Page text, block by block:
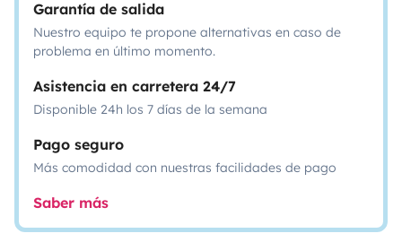
Garantía de salida
Nuestro equipo te propone alternativas en caso de
problema en último momento.
Asistencia en carretera 24/7
Disponible 24h los 7 días de la semana
Pago seguro
Más comodidad con nuestras facilidades de pago
Saber más